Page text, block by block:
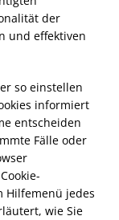
der
und effektiven
so einstellen
informiert
entscheiden
Fälle oder
Hilfemenü jedes
wie Sie